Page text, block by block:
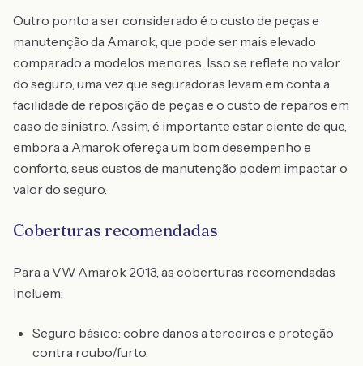
Outro ponto a ser considerado é o custo de peças e
manutenção da Amarok, que pode ser mais elevado
comparado a modelos menores. Isso se reflete no valor
do seguro, uma vez que seguradoras levam em conta a
facilidade de reposição de peças e o custo de reparos em
caso de sinistro. Assim, é importante estar ciente de que,
embora a Amarok ofereça um bom desempenho e
conforto, seus custos de manutenção podem impactar o
valor do seguro.
Coberturas recomendadas
Para a VW Amarok 2013, as coberturas recomendadas
incluem:
Seguro básico: cobre danos a terceiros e proteção
contra roubo/furto.